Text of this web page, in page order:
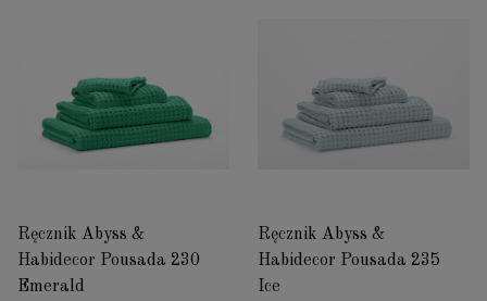
Ręcznik Abyss &
Habidecor Pousada 230
Emerald
Ręcznik Abyss &
Habidecor Pousada 235
Ice